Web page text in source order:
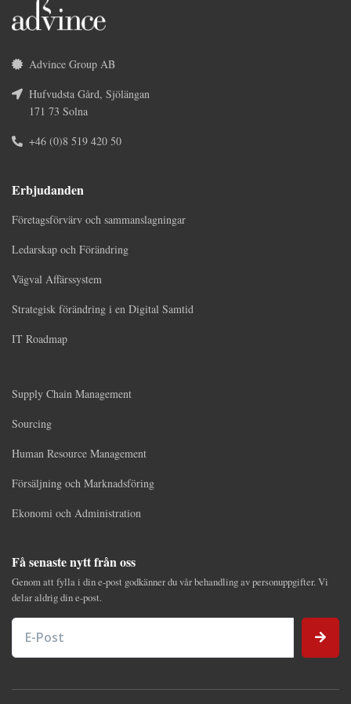
Advince Group AB
Hufvudsta Gård, Sjölängan
171 73 Solna
+46 (0)8 519 420 50
Erbjudanden
Företagsförvärv och sammanslagningar
Ledarskap och Förändring
Vägval Affärssystem
Strategisk förändring i en Digital Samtid
IT Roadmap
Supply Chain Management
Sourcing
Human Resource Management
Försäljning och Marknadsföring
Ekonomi och Administration
Få senaste nytt från oss
Genom att fylla i din e-post godkänner du vår behandling av personuppgifter. Vi
delar aldrig din e-post.
E-Post